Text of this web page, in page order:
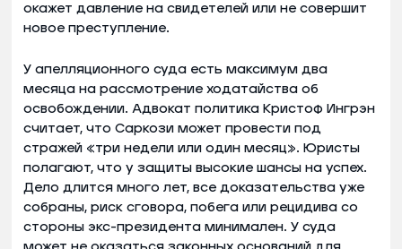
окажет давление на свидетелей или не совершит
новое преступление.
У апелляционного суда есть максимум два
месяца на рассмотрение ходатайства об
освобождении. Адвокат политика Кристоф Ингрэн
считает, что Саркози может провести под
стражей «три недели или один месяц». Юристы
полагают, что у защиты высокие шансы на успех.
Дело длится много лет, все доказательства уже
собраны, риск сговора, побега или рецидива со
стороны экс-президента минимален. У суда